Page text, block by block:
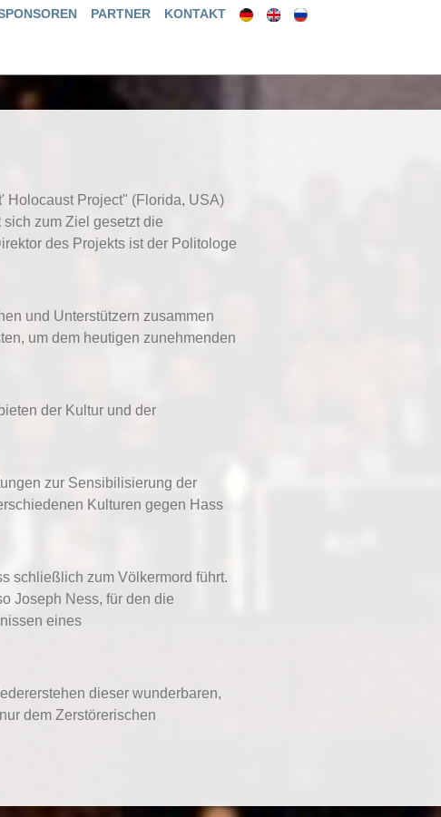
PARTNER KONTAKT
Holocaust Project" (Florida, USA)
zum Ziel gesetzt die
des Projekts ist der Politologe
und Unterstützern zusammen
um dem heutigen zunehmenden
der Kultur und der
zur Sensibilisierung der
Kulturen gegen Hass
schließlich zum Völkermord führt.
Joseph Ness, für den die
eines
dieser wunderbaren,
dem Zerstörerischen